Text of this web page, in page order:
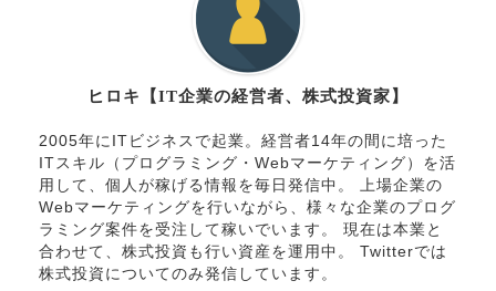
ヒロキ【IT企業の経営者、株式投資家】
2005年にITビジネスで起業。経営者14年の間に培った
ITスキル（プログラミング・Webマーケティング）を活
用して、個人が稼げる情報を毎日発信中。 上場企業の
Webマーケティングを行いながら、様々な企業のプログ
ラミング案件を受注して稼いでいます。 現在は本業と
合わせて、株式投資も行い資産を運用中。 Twitterでは
株式投資についてのみ発信しています。